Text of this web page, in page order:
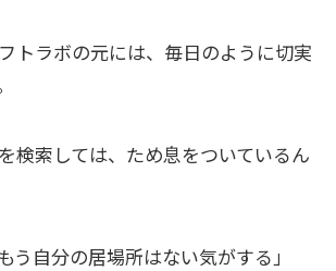
トラボの元には、毎日のように切実
検索しては、ため息をついているん
う自分の居場所はない気がする」